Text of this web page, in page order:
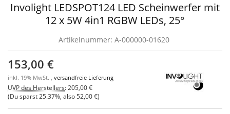
Involight LEDSPOT124 LED Scheinwerfer mit
12 x 5W 4in1 RGBW LEDs, 25°
Artikelnummer: A-000000-01620
153,00 €
inkl. 19% MwSt. , versandfreie Lieferung
UVP des Herstellers: 205,00 €
(Du sparst 25.37% , also 52,00 €)